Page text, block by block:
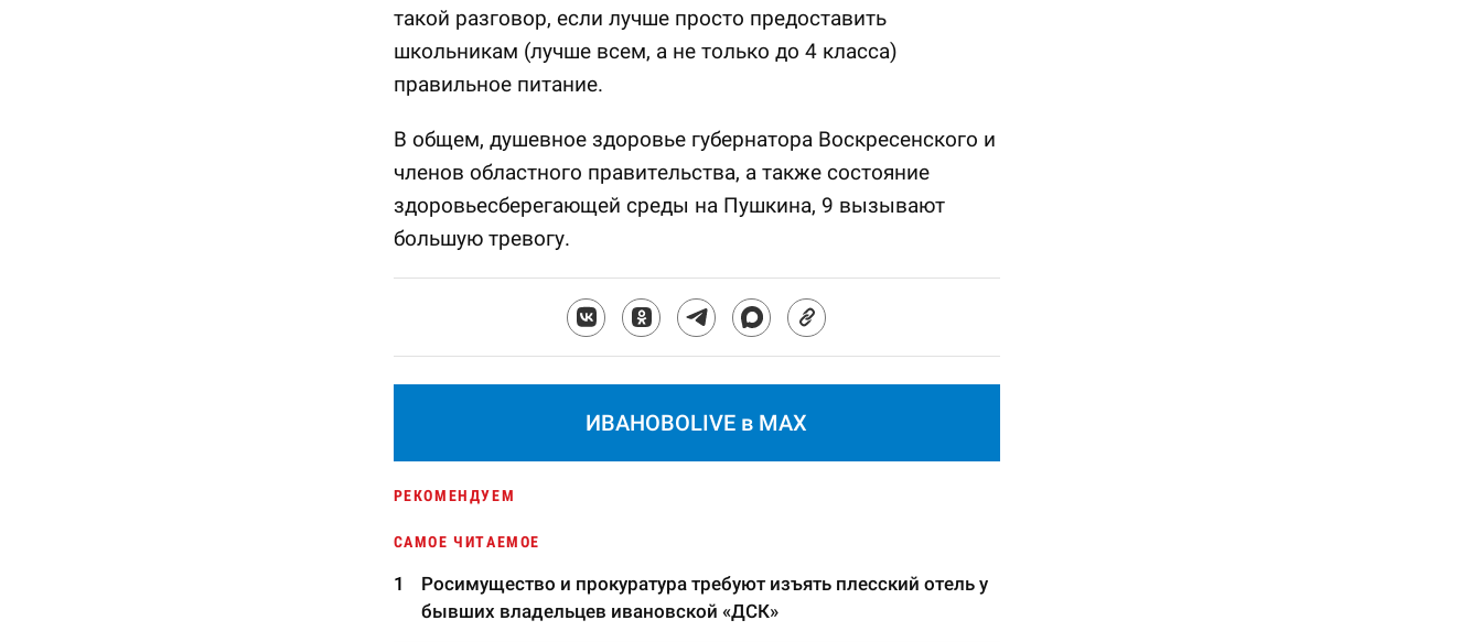
такой разговор, если лучше просто предоставить
школьникам (лучше всем, а не только до 4 класса)
правильное питание.
В общем, душевное здоровье губернатора Воскресенского и
членов областного правительства, а также состояние
здоровьесберегающей среды на Пушкина, 9 вызывают
большую тревогу.
ИВАНОВОLIVE в MAX
РЕКОМЕНДУЕМ
САМОЕ ЧИТАЕМОЕ
Росимущество и прокуратура требуют изъять плесский отель у
бывших владельцев ивановской «ДСК»